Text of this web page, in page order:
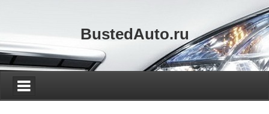
BustedAuto.ru